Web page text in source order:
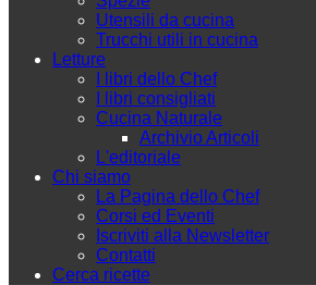
Utensili da cucina
Trucchi utili in cucina
Letture
I libri dello Chef
I libri consigliati
Cucina Naturale
Archivio Articoli
L'editoriale
Chi siamo
La Pagina dello Chef
Corsi ed Eventi
Iscriviti alla Newsletter
Contatti
Cerca ricette